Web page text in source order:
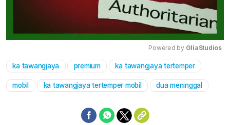
Mute
Powered by GliaStudios
ka tawangjaya premium ka tawangjaya tertemper
mobil ka tawangjaya tertemper mobil dua meninggal